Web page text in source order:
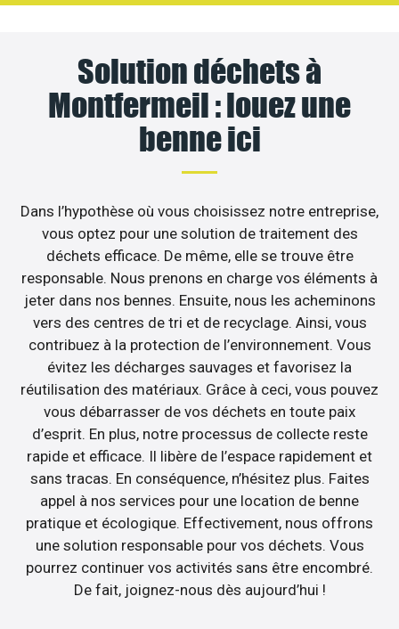
Solution déchets à
Montfermeil : louez une
benne ici
Dans l’hypothèse où vous choisissez notre entreprise,
vous optez pour une solution de traitement des
déchets efficace. De même, elle se trouve être
responsable. Nous prenons en charge vos éléments à
jeter dans nos bennes. Ensuite, nous les acheminons
vers des centres de tri et de recyclage. Ainsi, vous
contribuez à la protection de l’environnement. Vous
évitez les décharges sauvages et favorisez la
réutilisation des matériaux. Grâce à ceci, vous pouvez
vous débarrasser de vos déchets en toute paix
d’esprit. En plus, notre processus de collecte reste
rapide et efficace. Il libère de l’espace rapidement et
sans tracas. En conséquence, n’hésitez plus. Faites
appel à nos services pour une location de benne
pratique et écologique. Effectivement, nous offrons
une solution responsable pour vos déchets. Vous
pourrez continuer vos activités sans être encombré.
De fait, joignez-nous dès aujourd’hui !